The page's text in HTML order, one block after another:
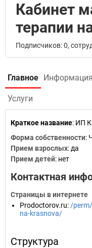
Кабинет
терапии
Подписчиков: 0,
Главное Информация
Услуги
Краткое название: ИП
Форма собственности:
Прием взрослых: да
Прием детей: нет
Контактная
Страницы в интернете
Prodoctorov.ru: /
na-krasnova/
Структура